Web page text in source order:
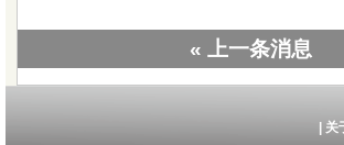
« 上一条消息
| 关